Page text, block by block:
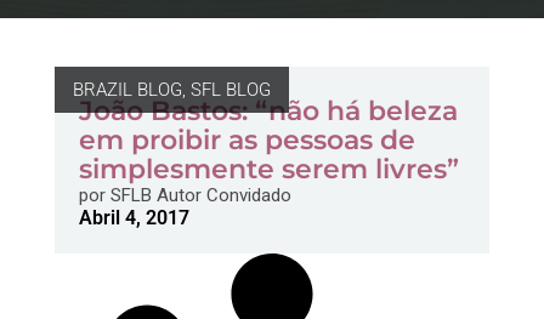
BRAZIL BLOG, SFL BLOG
João Bastos: “não há beleza
em proibir as pessoas de
simplesmente serem livres”
porSFLB Autor Convidado
Abril 4, 2017